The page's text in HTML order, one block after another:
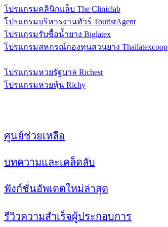
โปรแกรมคลินิกแล็บ The Cliniclab
โปรแกรมบริหารงานทัวร์ TouristAgent
โปรแกรมรับซื้อน้ำยาง Biglatex
โปรแกรมสหกรณ์กองทุนสวนยาง Thailatexcoop
โปรแกรมหวยรัฐบาล Richest
โปรแกรมหวยหุ้น Richy
ศูนย์ช่วยเหลือ
บทความและเคล็ดลับ
ฟังก์ชั่นอัพเดตใหม่ล่าสุด
รีวิวความสำเร็จผู้ประกอบการ